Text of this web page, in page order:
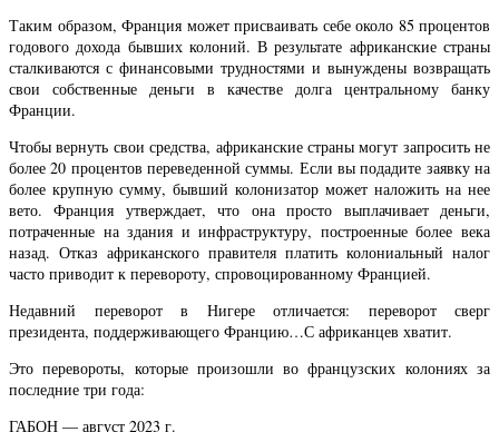
Таким образом, Франция может присваивать себе около 85 процентов
годового дохода бывших колоний. В результате африканские страны
сталкиваются с финансовыми трудностями и вынуждены возвращать
свои собственные деньги в качестве долга центральному банку
Франции.
Чтобы вернуть свои средства, африканские страны могут запросить не
более 20 процентов переведенной суммы. Если вы подадите заявку на
более крупную сумму, бывший колонизатор может наложить на нее
вето. Франция утверждает, что она просто выплачивает деньги,
потраченные на здания и инфраструктуру, построенные более века
назад. Отказ африканского правителя платить колониальный налог
часто приводит к перевороту, спровоцированному Францией.
Недавний переворот в Нигере отличается: переворот сверг
президента, поддерживающего Францию…С африканцев хватит.
Это перевороты, которые произошли во французских колониях за
последние три года:
ГАБОН — август 2023 г.